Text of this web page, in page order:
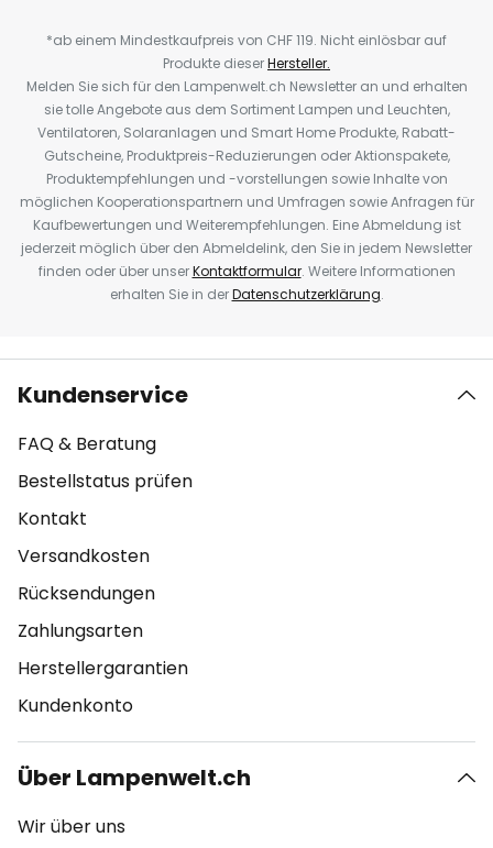
*ab einem Mindestkaufpreis von CHF 119. Nicht einlösbar auf
Produkte dieserHersteller.
Melden Sie sich für den Lampenwelt.ch Newsletter an und erhalten
sie tolle Angebote aus dem Sortiment Lampen und Leuchten,
Ventilatoren, Solaranlagen und Smart Home Produkte, Rabatt-
Gutscheine, Produktpreis-Reduzierungen oder Aktionspakete,
Produktempfehlungen und -vorstellungen sowie Inhalte von
möglichen Kooperationspartnern und Umfragen sowie Anfragen für
Kaufbewertungen und Weiterempfehlungen. Eine Abmeldung ist
jederzeit möglich über den Abmeldelink, den Sie in jedem Newsletter
finden oder über unserKontaktformular. Weitere Informationen
erhalten Sie in derDatenschutzerklärung.
Kundenservice
FAQ & Beratung
Bestellstatus prüfen
Kontakt
Versandkosten
Rücksendungen
Zahlungsarten
Herstellergarantien
Kundenkonto
Über Lampenwelt.ch
Wir über uns